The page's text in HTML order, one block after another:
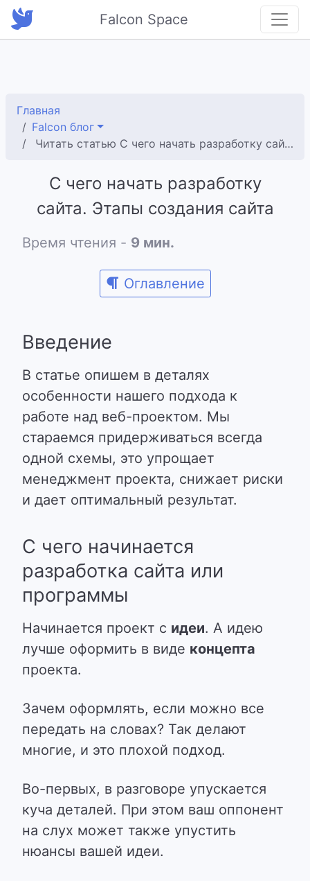
Falcon Space
Главная
Falcon блог
Читать статью С чего начать разработку сайта. Этапы создания сайта
С чего начать разработку
сайта. Этапы создания сайта
Время чтения - 9 мин.
Оглавление
Введение
В статье опишем в деталях
особенности нашего подхода к
работе над веб-проектом. Мы
стараемся придерживаться всегда
одной схемы, это упрощает
менеджмент проекта, снижает риски
и дает оптимальный результат.
С чего начинается
разработка сайта или
программы
Начинается проект с идеи. А идею
лучше оформить в виде концепта
проекта.
Зачем оформлять, если можно все
передать на словах? Так делают
многие, и это плохой подход.
Во-первых, в разговоре упускается
куча деталей. При этом ваш оппонент
на слух может также упустить
нюансы вашей идеи.